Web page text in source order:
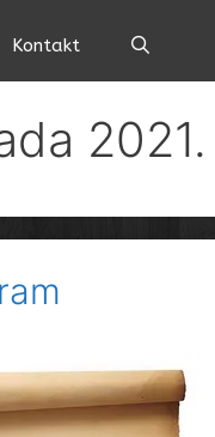
Kontakt
2021.